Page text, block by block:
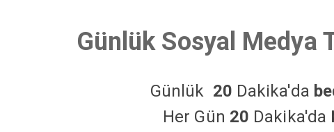
Günlük Sosyal Medya
Günlük 20 Dakika'da
Her Gün 20 Dakika'da